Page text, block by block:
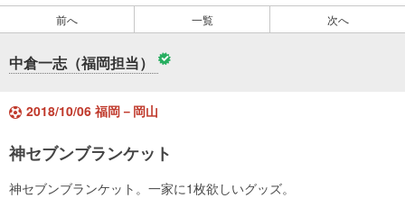
前へ 一覧 次へ
中倉一志（福岡担当）
2018/10/06 福岡－岡山
神セブンブランケット
神セブンブランケット。一家に1枚欲しいグッズ。